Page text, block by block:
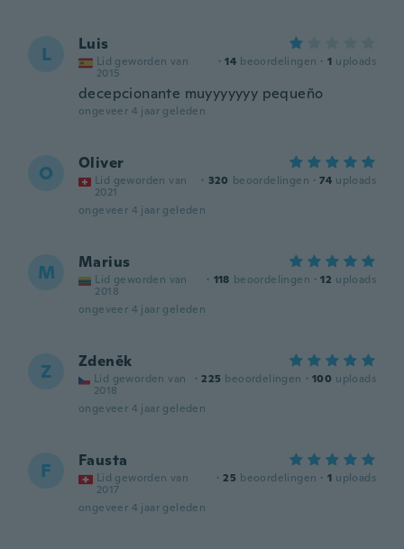
L Luis
Lid geworden van
2015
· 14 beoordelingen · 1 uploads
decepcionante muyyyyyyy pequeño
ongeveer 4 jaar geleden
O Oliver
Lid geworden van
2021
· 320 beoordelingen · 74 uploads
ongeveer 4 jaar geleden
M Marius
Lid geworden van
2018
· 118 beoordelingen · 12 uploads
ongeveer 4 jaar geleden
Z Zdeněk
Lid geworden van
2018
· 225 beoordelingen · 100 uploads
ongeveer 4 jaar geleden
F Fausta
Lid geworden van
2017
· 25 beoordelingen · 1 uploads
ongeveer 4 jaar geleden